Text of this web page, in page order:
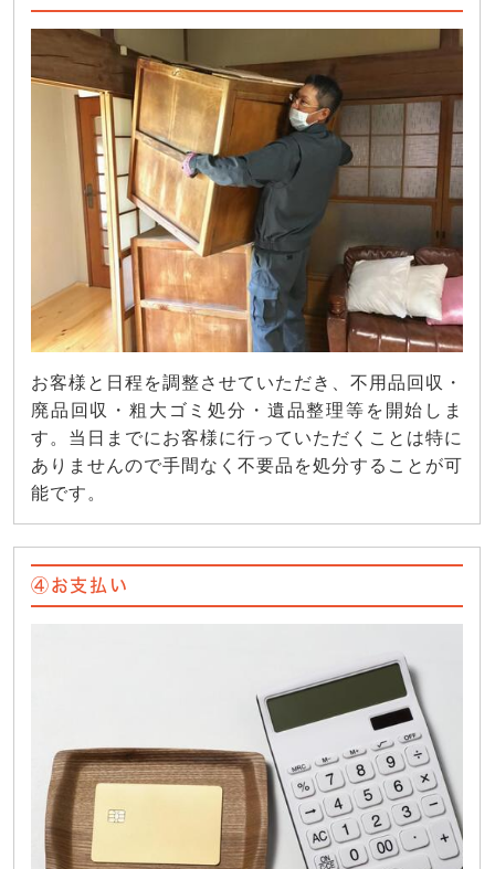
お客様と日程を調整させていただき、不用品回収・
廃品回収・粗大ゴミ処分・遺品整理等を開始しま
す。当日までにお客様に行っていただくことは特に
ありませんので手間なく不要品を処分することが可
能です。
④お支払い